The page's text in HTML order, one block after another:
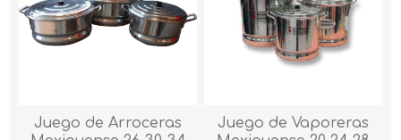
Juego de Arroceras
Juego de Vaporeras